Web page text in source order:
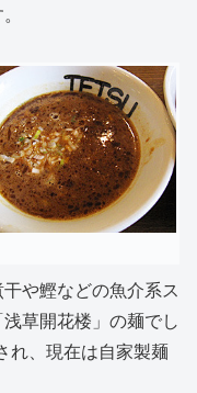
や鰹などの魚介系ス
草開花楼」の麺でし
れ、現在は自家製麺